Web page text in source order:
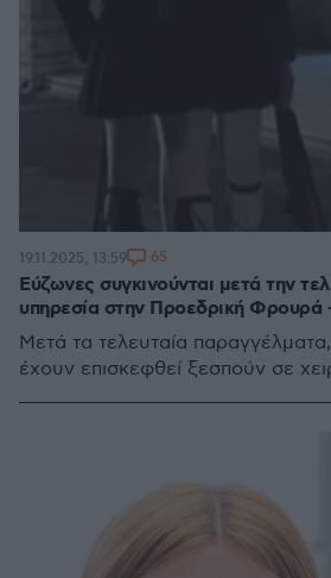
Εύζωνες συγκινούνται μετά την
υπηρεσία στην Προεδρική Φρουρά
Μετά τα τελευταία
έχουν επισκεφθεί ξεσπούν σε
19.11.2025, 13:59 65